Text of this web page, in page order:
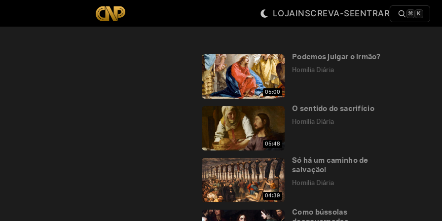
LOJAINSCREVA-SEENTRAR ⌘ K
05:00
Podemos julgar o irmão?
Homilia Diária
05:48
O sentido do sacrifício
Homilia Diária
04:39
Só há um caminho de
salvação!
Homilia Diária
Como bússolas